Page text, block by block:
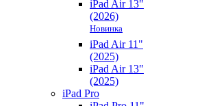
iPad Air 13"
(2026)
Новинка
iPad Air 11"
(2025)
iPad Air 13"
(2025)
iPad Pro